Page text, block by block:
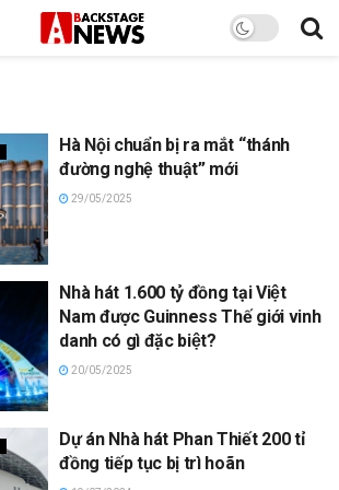
Hà Nội chuẩn bị ra mắt “thánh
đường nghệ thuật” mới
29/05/2025
Nhà hát 1.600 tỷ đồng tại Việt
Nam được Guinness Thế giới vinh
danh có gì đặc biệt?
20/05/2025
Dự án Nhà hát Phan Thiết 200 tỉ
đồng tiếp tục bị trì hoãn